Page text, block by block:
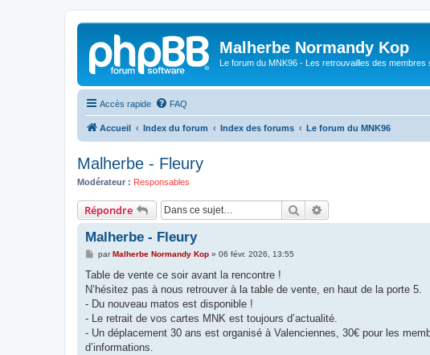
Malherbe Normandy Kop
Le forum du MNK96 - Les retrouvailles des membres
Accès rapide FAQ
Accueil Index du forum Index des forums Le forum du MNK96
Malherbe - Fleury
Modérateur : Responsables
Répondre Rechercher
Malherbe - Fleury
M
s
a
g
parMalherbe Normandy Kop» 06 févr. 2026, 13:55
Table de vente ce soir avant la rencontre !
N’hésitez pas à nous retrouver à la table de vente, en haut de la porte 5.
- Du nouveau matos est disponible !
- Le retrait de vos cartes MNK est toujours d’actualité.
- Un déplacement 30 ans est organisé à Valenciennes, 30€ pour les
d’informations.